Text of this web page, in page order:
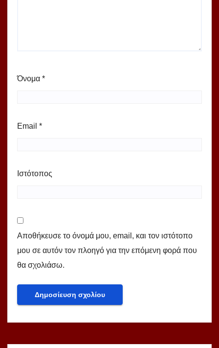
Όνομα *
Email *
Ιστότοπος
Αποθήκευσε το όνομά μου, email, και τον ιστότοπο
μου σε αυτόν τον πλοηγό για την επόμενη φορά που
θα σχολιάσω.